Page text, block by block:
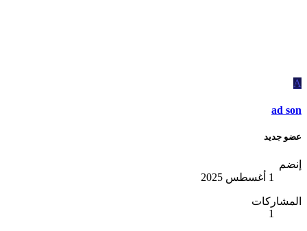
A
ad son
عضو جديد
إنضم
1 أغسطس 2025
المشاركات
1